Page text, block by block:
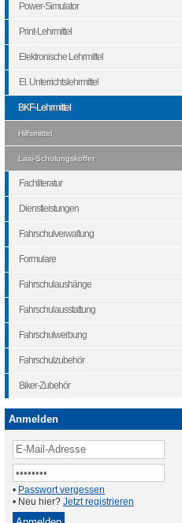
Power-Simulator
Print-Lehrmittel
Elektronische Lehrmittel
El. Unterrichtslehrmittel
BKF-Lehrmittel
Hilfsmittel
Lasi-Schulungskoffer
Fachliteratur
Dienstleistungen
Fahrschulverwaltung
Formulare
Fahrschulaushänge
Fahrschulausstattung
Fahrschulwerbung
Fahrschulzubehör
Biker-Zubehör
Anmelden
• Passwort vergessen
• Neu hier? Jetzt registrieren